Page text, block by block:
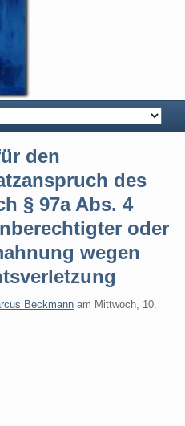
den
des
§ 97a Abs. 4
oder
wegen
Beckmann am Mittwoch, 10.